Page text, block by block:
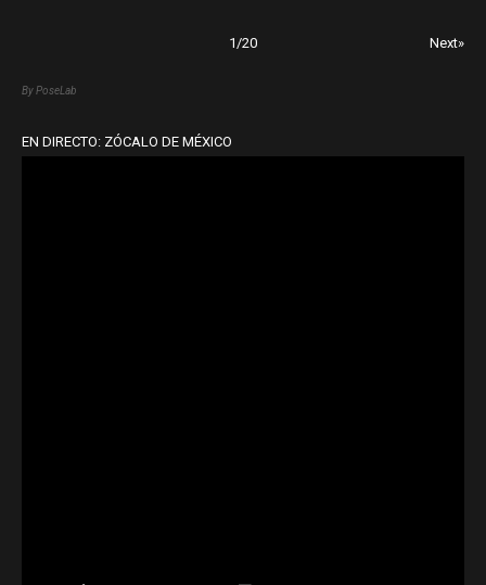
1/20 Next»
By PoseLab
EN DIRECTO: ZÓCALO DE MÉXICO